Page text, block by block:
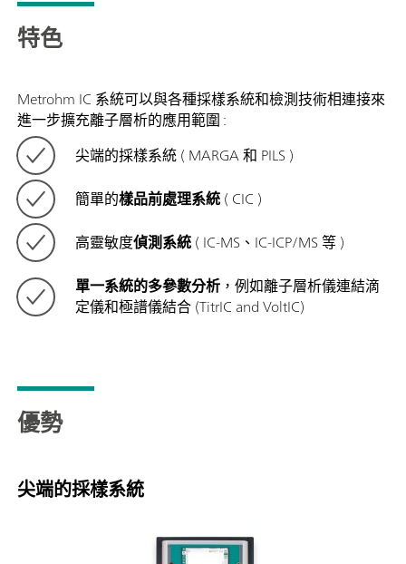
特色
Metrohm IC 系統可以與各種採樣系統和檢測技術相連接來
進一步擴充離子層析的應用範圍 :
尖端的採樣系統 ( MARGA 和 PILS )
簡單的樣品前處理系統( CIC )
高靈敏度偵測系統( IC-MS、IC-ICP/MS 等 )
單一系統的多參數分析 ，例如離子層析儀連結滴
定儀和極譜儀結合 (TitrIC and VoltIC)
優勢
尖端的採樣系統